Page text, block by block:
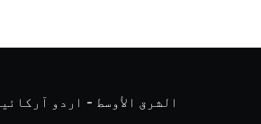
الشرق الأوسط - اردو